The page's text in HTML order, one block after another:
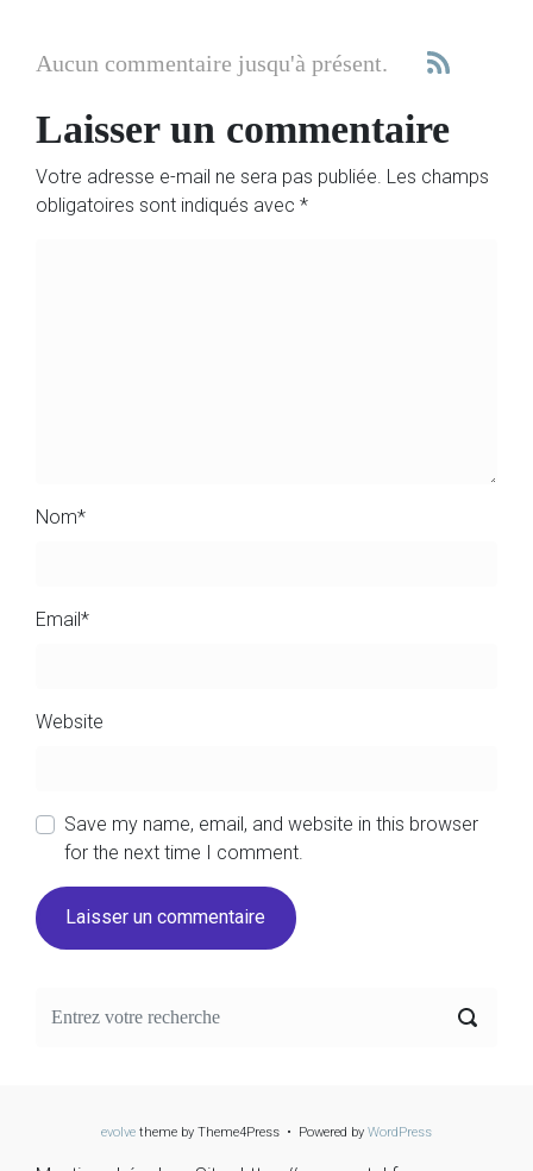
Aucun commentaire jusqu'à présent.
Laisser un commentaire
Votre adresse e-mail ne sera pas publiée. Les champs
obligatoires sont indiqués avec *
Nom*
Email*
Website
Save my name, email, and website in this browser
for the next time I comment.
evolve theme by Theme4Press • Powered by WordPress